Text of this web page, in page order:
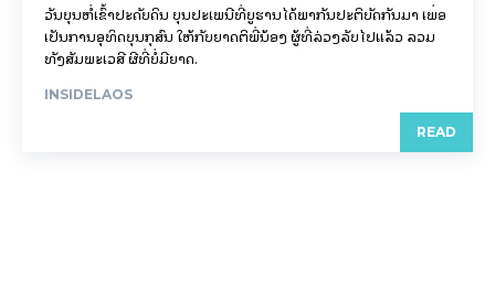
ວັນບຸນຫໍ່ເຂົ້າປະດັບດິນ ບຸນປະເພນີທີ່ບູຮານໄດ້ພາກັນປະຕິບັດກັນມາ ເພື່ອ
ເປັນການອຸທິດບຸນກຸສົນ ໃຫ້ກັບຍາດຕິພີ່ນ້ອງ ຜູ້ທີ່ລ່ວງລັບໄປແລ້ວ ລວມ
ທັງສັມພະເວສີ ຜີທີ່ບໍ່ມີຍາດ.
INSIDELAOS
READ